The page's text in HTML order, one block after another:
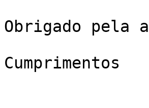
Obrigado pela
Cumprimentos